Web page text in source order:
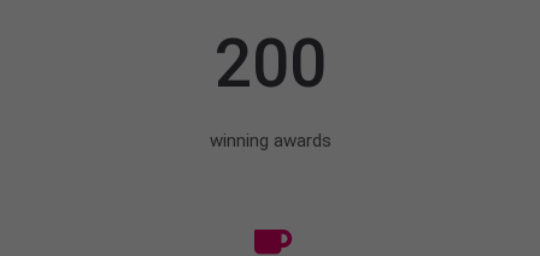
200
winning awards